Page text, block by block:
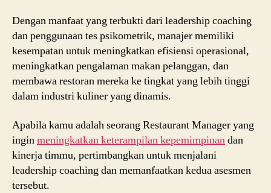
Dengan manfaat yang terbukti dari leadership coaching
dan penggunaan tes psikometrik, manajer memiliki
kesempatan untuk meningkatkan efisiensi operasional,
meningkatkan pengalaman makan pelanggan, dan
membawa restoran mereka ke tingkat yang lebih tinggi
dalam industri kuliner yang dinamis.
Apabila kamu adalah seorang Restaurant Manager yang
inginmeningkatkan keterampilan kepemimpinandan
kinerja timmu, pertimbangkan untuk menjalani
leadership coaching dan memanfaatkan kedua asesmen
tersebut.